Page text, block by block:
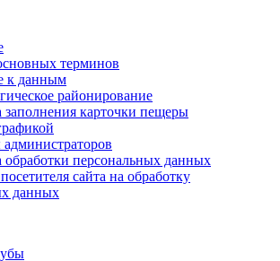
терминов
к данным
районирование
карточки пещеры
персональных данных
сайта на обработку
данных